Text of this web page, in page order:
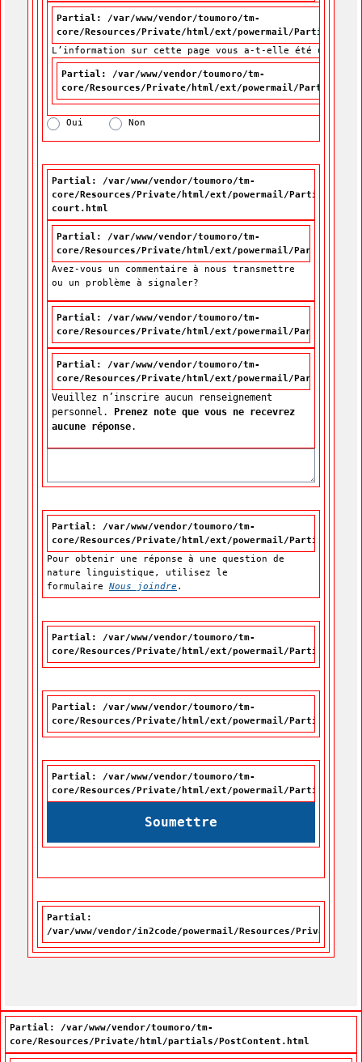
Partial: /var/www/vendor/toumoro/tm-
core/Resources/Private/html/ext/powermail/Partials/
L’information sur cette page vous a-t-elle été utile?
L’information sur cette page vous a-t-elle été utile?
Partial: /var/www/vendor/toumoro/tm-
core/Resources/Private/html/ext/powermail/Partials/
Oui Non
Partial: /var/www/vendor/toumoro/tm-
core/Resources/Private/html/ext/powermail/Partials/
court.html
Partial: /var/www/vendor/toumoro/tm-
core/Resources/Private/html/ext/powermail/Partials/
Avez-vous un commentaire à nous transmettre
ou un problème à signaler?
Partial: /var/www/vendor/toumoro/tm-
core/Resources/Private/html/ext/powermail/Partials/
Partial: /var/www/vendor/toumoro/tm-
core/Resources/Private/html/ext/powermail/Partials/
Veuillez n’inscrire aucun renseignement
personnel. Prenez note que vous ne recevrez
aucune réponse.
Partial: /var/www/vendor/toumoro/tm-
core/Resources/Private/html/ext/powermail/Partials/
Pour obtenir une réponse à une question de
nature linguistique, utilisez le
formulaire Nous joindre .
Partial: /var/www/vendor/toumoro/tm-
core/Resources/Private/html/ext/powermail/Partials/
Partial: /var/www/vendor/toumoro/tm-
core/Resources/Private/html/ext/powermail/Partials/
Partial: /var/www/vendor/toumoro/tm-
core/Resources/Private/html/ext/powermail/Partials/
Soumettre
Partial:
/var/www/vendor/in2code/powermail/Resources/Private/
Partial: /var/www/vendor/toumoro/tm-
core/Resources/Private/html/partials/PostContent.html